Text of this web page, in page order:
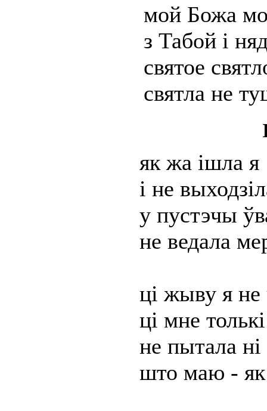
мой Божа
з Табой і
святое
святла не
як жа ішла я
і не
у пустэчы
не ведала
ці жыву я
ці мне
не пытала ні
што маю - як